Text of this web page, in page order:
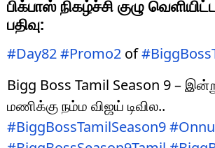
பிக்பாஸ் நிகழ்ச்சி குழு
பதிவு:
#Day82#Promo2 of
Bigg Boss Tamil Season 9 –
மணிக்கு நம்ம விஜய் டிவில..
#BiggBossTamilSeason9